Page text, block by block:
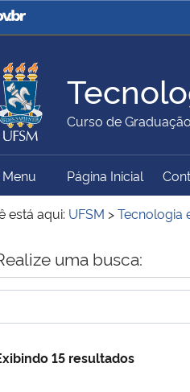
Civil
Ministério
da Agricultura,
e Abastecimento
Ministério
do Meio Ambiente Ministério
Curso de
Menu Menu Principal do Sítio
Página Inicial
está aqui: UFSM >Tecnologia
do conteúdouma busca:
15 resultados